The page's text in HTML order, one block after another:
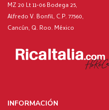
MZ 20 Lt 11-06 Bodega 25,
Alfredo V. Bonfil, C.P. 77560,
Cancún, Q. Roo. México
INFORMACIÓN